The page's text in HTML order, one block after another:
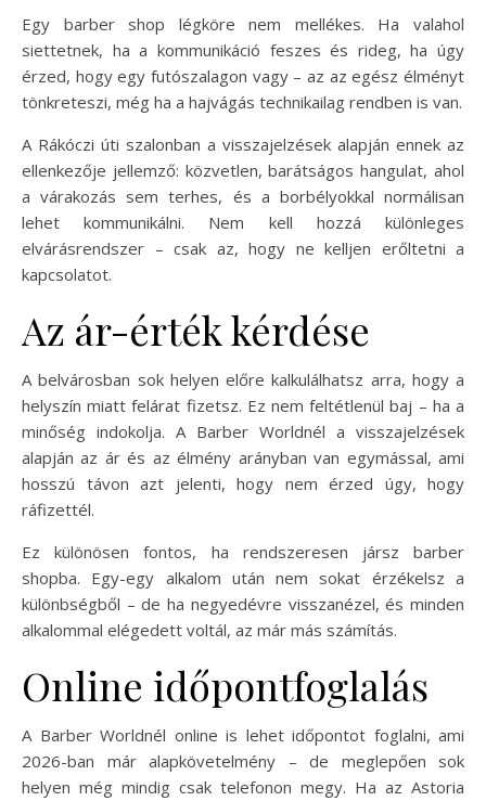
Egy barber shop légköre nem mellékes. Ha valahol
siettetnek, ha a kommunikáció feszes és rideg, ha úgy
érzed, hogy egy futószalagon vagy – az az egész élményt
tönkreteszi, még ha a hajvágás technikailag rendben is van.
A Rákóczi úti szalonban a visszajelzések alapján ennek az
ellenkezője jellemző: közvetlen, barátságos hangulat, ahol
a várakozás sem terhes, és a borbélyokkal normálisan
lehet kommunikálni. Nem kell hozzá különleges
elvárásrendszer – csak az, hogy ne kelljen erőltetni a
kapcsolatot.
Az ár-érték kérdése
A belvárosban sok helyen előre kalkulálhatsz arra, hogy a
helyszín miatt felárat fizetsz. Ez nem feltétlenül baj – ha a
minőség indokolja. A Barber Worldnél a visszajelzések
alapján az ár és az élmény arányban van egymással, ami
hosszú távon azt jelenti, hogy nem érzed úgy, hogy
ráfizettél.
Ez különösen fontos, ha rendszeresen jársz barber
shopba. Egy-egy alkalom után nem sokat érzékelsz a
különbségből – de ha negyedévre visszanézel, és minden
alkalommal elégedett voltál, az már más számítás.
Online időpontfoglalás
A Barber Worldnél online is lehet időpontot foglalni, ami
2026-ban már alapkövetelmény – de meglepően sok
helyen még mindig csak telefonon megy. Ha az Astoria